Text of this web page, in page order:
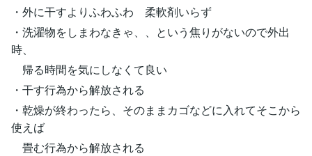
・外に干すよりふわふわ 柔軟剤いらず
・洗濯物をしまわなきゃ、、という焦りがないので外出
時、
帰る時間を気にしなくて良い
・干す行為から解放される
・乾燥が終わったら、そのままカゴなどに入れてそこから
使えば
畳む行為から解放される